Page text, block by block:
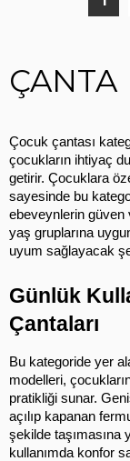
ÇANTA
Çocuk çantası
çocukların ihtiyaç
getirir. Çocuklara
sayesinde bu
ebeveynlerin güven
yaş gruplarına
uyum sağlayacak
Günlük
Çantaları
Bu kategoride yer
modelleri,
pratikliği sunar.
açılıp kapanan
şekilde taşımasına
kullanımda konfor